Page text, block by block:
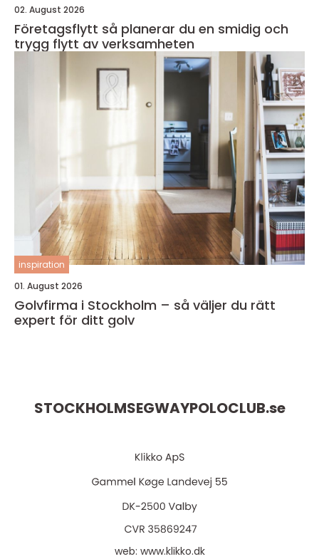
02. August 2026
Företagsflytt så planerar du en smidig och
trygg flytt av verksamheten
inspiration
01. August 2026
Golvfirma i Stockholm – så väljer du rätt
expert för ditt golv
STOCKHOLMSEGWAYPOLOCLUB.se
web: www.klikko.dk